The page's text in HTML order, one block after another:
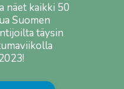
näet kaikki 50
Suomen
täysin